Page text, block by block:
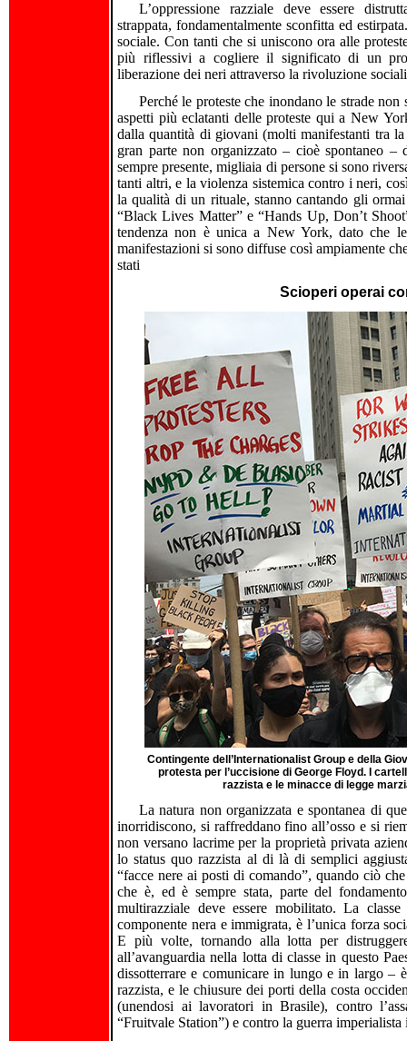
L’oppressione razziale deve essere
strappata, fondamentalmente sconfitta ed
sociale. Con tanti che si uniscono ora alle
più riflessivi a cogliere il significato di un
liberazione dei neri attraverso la rivoluzione
Perché le proteste che inondano le strade
aspetti più eclatanti delle proteste qui a New
dalla quantità di giovani (molti manifestanti tra
gran parte non organizzato – cioè spontaneo
sempre presente, migliaia di persone si sono
tanti altri, e la violenza sistemica contro i neri,
la qualità di un rituale, stanno cantando gli
“Black Lives Matter” e “Hands Up, Don’t
tendenza non è unica a New York, dato che
manifestazioni si sono diffuse così ampiamente
stati
Scioperi operai
Contingente dell’Internationalist Group e della
protesta per l’uccisione di George Floyd. I
razzista e le minacce di legge
La natura non organizzata e spontanea di
inorridiscono, si raffreddano fino all’osso e si
non versano lacrime per la proprietà privata
lo status quo razzista al di là di semplici
“facce nere ai posti di comando”, quando ciò
che è, ed è sempre stata, parte del
multirazziale deve essere mobilitato. La
componente nera e immigrata, è l’unica forza
E più volte, tornando alla lotta per
all’avanguardia nella lotta di classe in questo
dissotterrare e comunicare in lungo e in largo –
razzista, e le chiusure dei porti della costa
(unendosi ai lavoratori in Brasile), contro
“Fruitvale Station”) e contro la guerra